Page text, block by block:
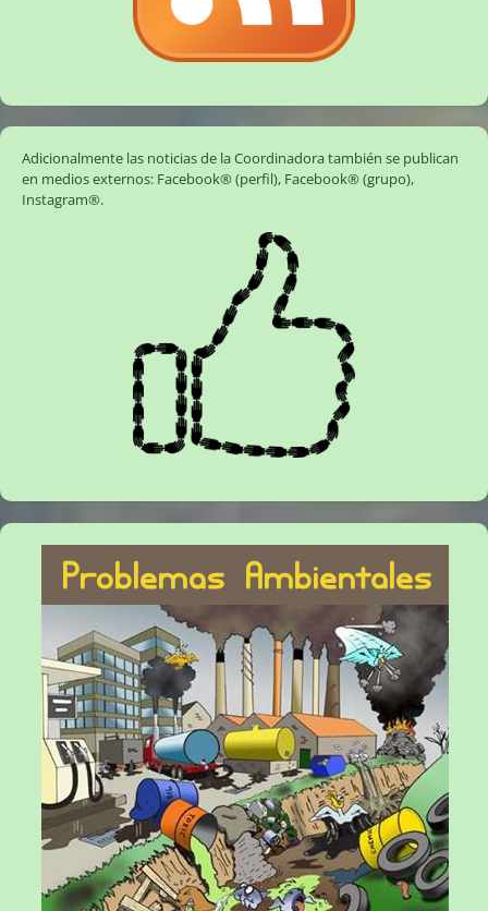
Adicionalmente las noticias de la Coordinadora también se publican
en medios externos: Facebook® (perfil), Facebook® (grupo),
Instagram®.